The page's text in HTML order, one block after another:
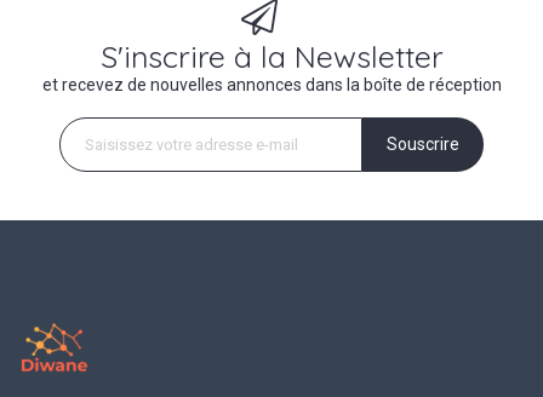
S'inscrire à la Newsletter
et recevez de nouvelles annonces dans la boîte de réception
Souscrire